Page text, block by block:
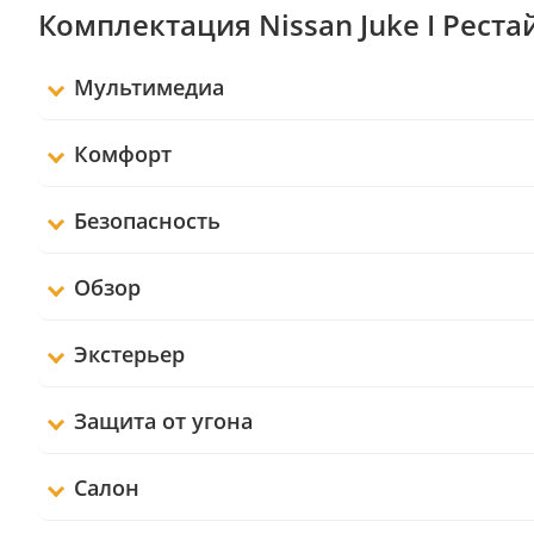
Комплектация Nissan Juke I
Мультимедиа
Комфорт
Безопасность
Обзор
Экстерьер
Защита от угона
Салон